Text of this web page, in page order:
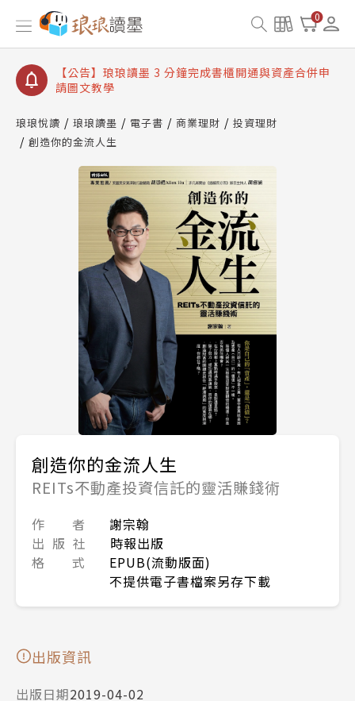
0
【公告】琅琅讀墨數位閱讀資產合併與書櫃開通申請
【公告】琅琅讀墨書櫃開通常見問題
【公告】琅琅讀墨 3 分鐘完成書櫃開通與資產合併申
請圖文教學
查詢
【公告】琅琅讀墨數位閱讀資產合併與書櫃開通申請
琅琅悅讀 琅琅讀墨 電子書 商業理財
投資理財
創造你的金流人生
創造你的金流人生
REITs不動產投資信託的靈活賺錢術
作 者
謝宗翰
出 版 社
時報出版
格 式
EPUB(流動版面)
不提供電子書檔案另存下載
出版資訊
出版日期2019-04-02